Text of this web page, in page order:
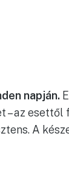
napján.
az esettől
A